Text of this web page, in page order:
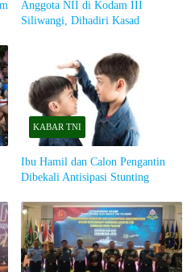
Anggota NII di Kodam III
Siliwangi, Dihadiri Kasad
KABAR TNI
Ibu Hamil dan Calon Pengantin
Dibekali Antisipasi Stunting